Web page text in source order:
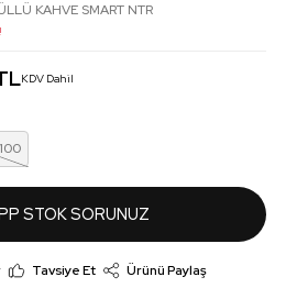
KAHVE SMART NTR
KDV Dahil
STOK SORUNUZ
Tavsiye Et Ürünü Paylaş